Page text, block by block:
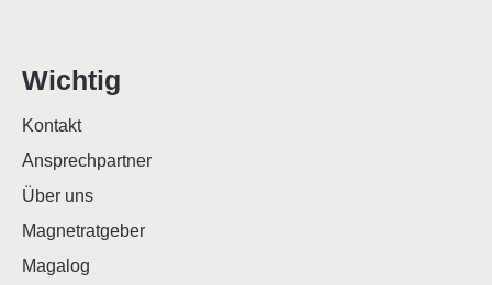
Wichtig
Kontakt
Ansprechpartner
Über uns
Magnetratgeber
Magalog